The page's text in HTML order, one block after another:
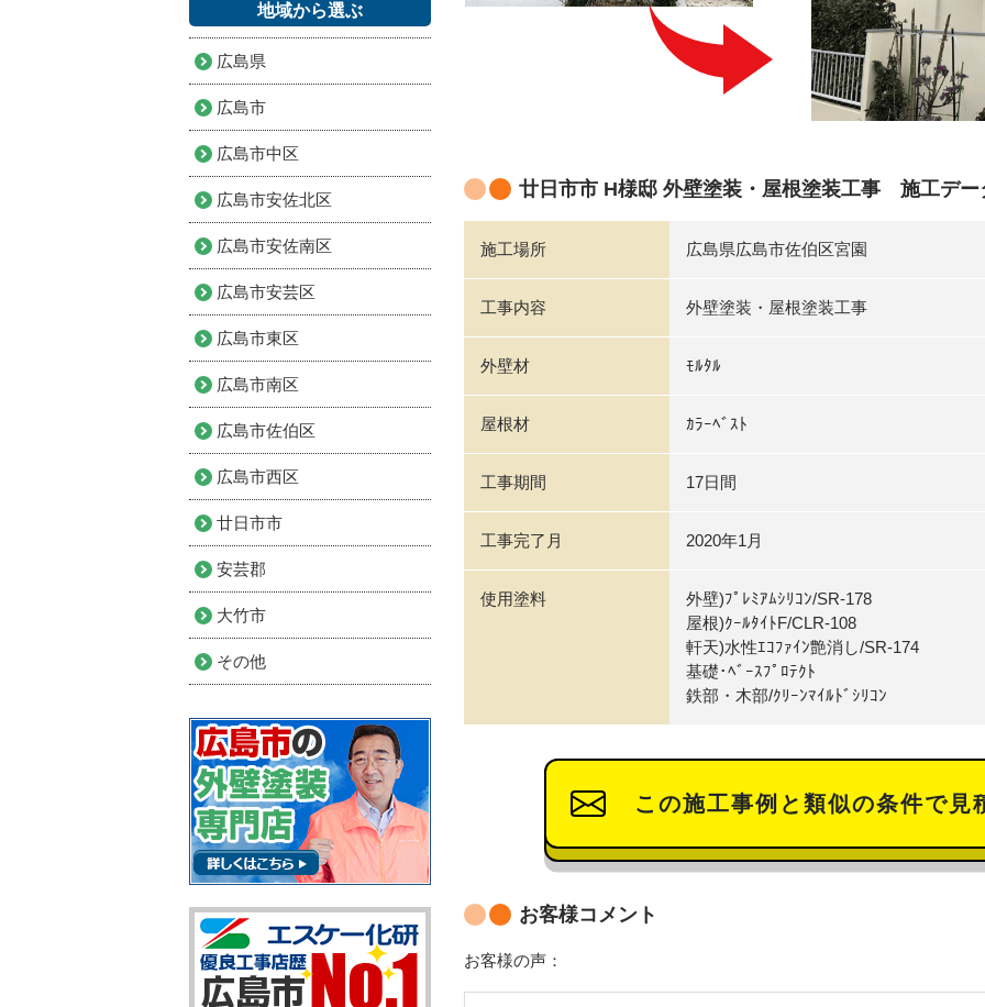
廿日市市 H様邸 外壁塗装・屋根塗装工事 施工デー
施工場所 広島県広島市佐伯区宮園
工事内容 外壁塗装・屋根塗装工事
外壁材 ﾓﾙﾀﾙ
屋根材 ｶﾗｰﾍﾞｽﾄ
工事期間 17日間
工事完了月 2020年1月
使用塗料
外壁)ﾌﾟﾚﾐｱﾑｼﾘｺﾝ/SR-178
屋根)ｸｰﾙﾀｲﾄF/CLR-108
軒天)水性ｴｺﾌｧｲﾝ艶消し/SR-174
基礎･ﾍﾞｰｽﾌﾟﾛﾃｸﾄ
鉄部・木部/ｸﾘｰﾝﾏｲﾙﾄﾞｼﾘｺﾝ
この施工事例と類似の条件で見
お客様コメント
お客様の声：
地域から選ぶ
広島県
広島市
広島市中区
広島市安佐北区
広島市安佐南区
広島市安芸区
広島市東区
広島市南区
広島市佐伯区
広島市西区
廿日市市
安芸郡
大竹市
その他